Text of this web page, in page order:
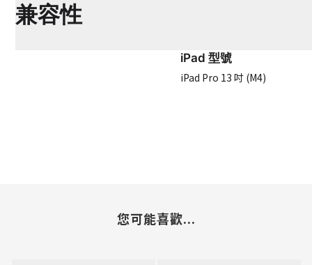
兼容性
iPad 型號
iPad Pro 13 吋 (M4)
您可能喜歡...